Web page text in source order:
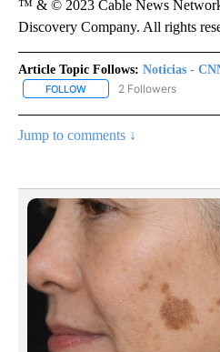
™ & © 2023 Cable News
Discovery Company. All rights
Article Topic Follows: Noticias -
FOLLOW FOLLOW "NOTICIAS -
2 Followers
Jump to comments ↓